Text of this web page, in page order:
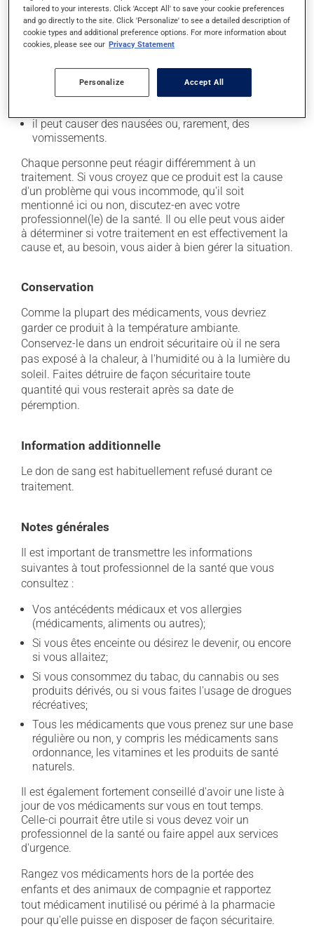
il peut causer des maux de tête;
il peut entraîner des crampes musculaires;
il peut causer des étourdissements - levez-vous
lentement et soyez prudent avant de prendre le
il peut causer des nausées ou, rarement, des
vomissements.
Chaque personne peut réagir différemment à un
traitement. Si vous croyez que ce produit est la cause
d'un problème qui vous incommode, qu'il soit
mentionné ici ou non, discutez-en avec votre
professionnel(le) de la santé. Il ou elle peut vous aider
à déterminer si votre traitement en est effectivement la
cause et, au besoin, vous aider à bien gérer la situation.
Conservation
Comme la plupart des médicaments, vous devriez
garder ce produit à la température ambiante.
Conservez-le dans un endroit sécuritaire où il ne sera
pas exposé à la chaleur, à l'humidité ou à la lumière du
soleil. Faites détruire de façon sécuritaire toute
quantité qui vous resterait après sa date de
péremption.
Information additionnelle
Le don de sang est habituellement refusé durant ce
traitement.
Notes générales
Il est important de transmettre les informations
suivantes à tout professionnel de la santé que vous
consultez :
Vos antécédents médicaux et vos allergies
(médicaments, aliments ou autres);
Si vous êtes enceinte ou désirez le devenir, ou encore
si vous allaitez;
Si vous consommez du tabac, du cannabis ou ses
produits dérivés, ou si vous faites l'usage de drogues
récréatives;
Tous les médicaments que vous prenez sur une base
régulière ou non, y compris les médicaments sans
ordonnance, les vitamines et les produits de santé
naturels.
Il est également fortement conseillé d'avoir une liste à
jour de vos médicaments sur vous en tout temps.
Celle-ci pourrait être utile si vous devez voir un
professionnel de la santé ou faire appel aux services
d'urgence.
Rangez vos médicaments hors de la portée des
enfants et des animaux de compagnie et rapportez
tout médicament inutilisé ou périmé à la pharmacie
pour qu'elle puisse en disposer de façon sécuritaire.
tailored to your interests. Click 'Accept All' to save your cookie preferences
and go directly to the site. Click 'Personalize' to see a detailed description of
cookie types and additional preference options. For more information about
cookies, please see our Privacy Statement
Personalize Accept All